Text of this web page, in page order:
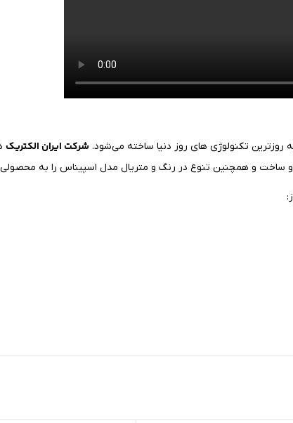
روزترین تکنولوژی های روز دنیا ساخته می‌شود. شرکت ایران الکتریک
ساخت و همچنین تنوع در رنگ و متریال مدل اسپیناس را به محصولی